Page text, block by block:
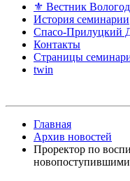
⚜ Вестник
История семинарии
Спасо-Прилуцкий
Контакты
Страницы
twin
Главная
Архив новостей
Проректор по
новопоступившими